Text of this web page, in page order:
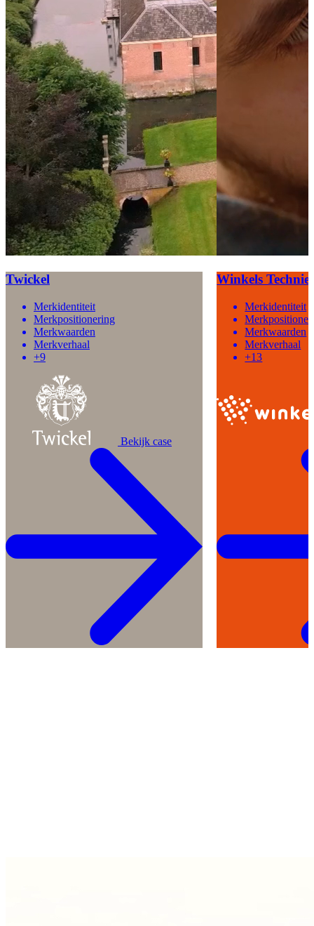
Twickel
Merkidentiteit
Merkpositionering
Merkwaarden
Merkverhaal
+9
Bekijk case
Winkels
Merkidentiteit
Merkwaarden
Merkverhaal
+13